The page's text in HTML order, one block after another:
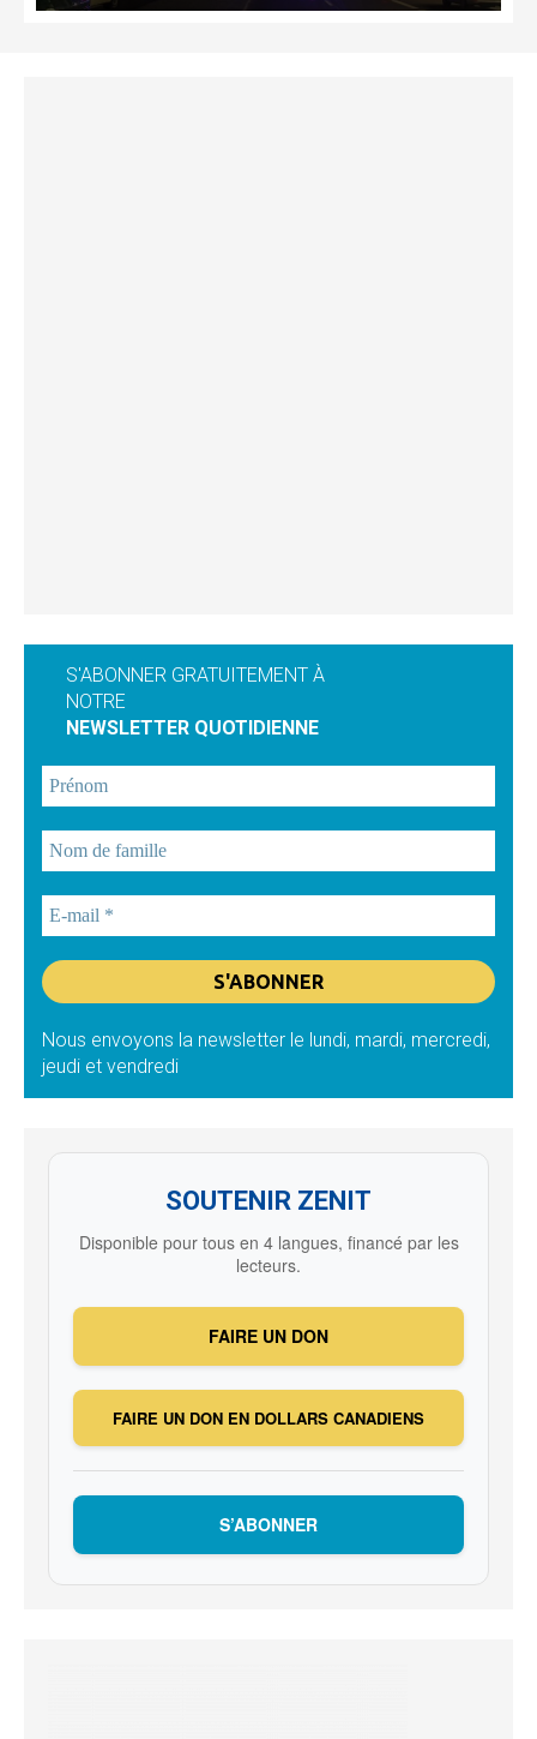
S'ABONNER GRATUITEMENT À
NOTRE
NEWSLETTER QUOTIDIENNE
Nous envoyons la newsletter le lundi, mardi, mercredi,
jeudi et vendredi
SOUTENIR ZENIT
Disponible pour tous en 4 langues, financé par les
lecteurs.
FAIRE UN DON
FAIRE UN DON EN DOLLARS CANADIENS
S’ABONNER